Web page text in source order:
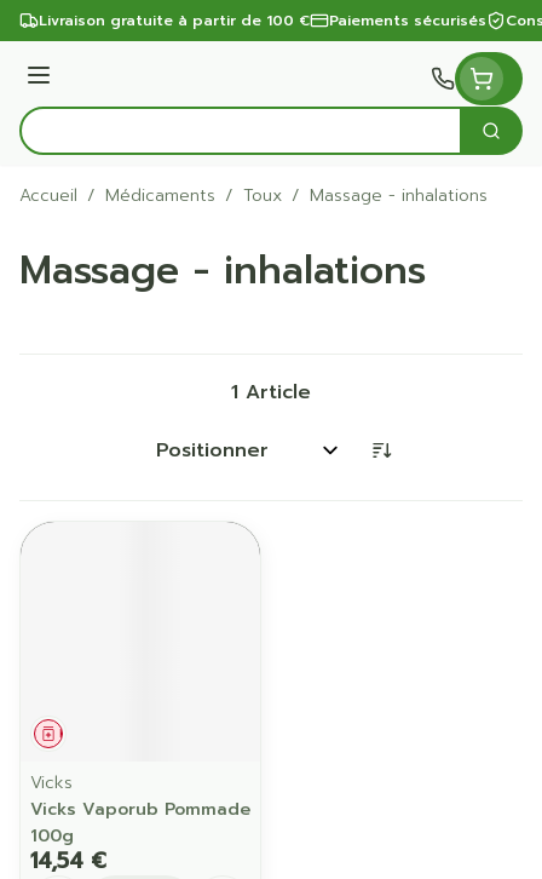
Aller au contenu
Livraison gratuite à partir de 100 € Paiements sécurisés
Menu
Rechercher
Accueil / Médicaments / Toux / Massage - inhalations
Massage - inhalations
1 Article
Trier par:
Médicament
Vicks
Vicks Vaporub Pommade
100g
14,54 €